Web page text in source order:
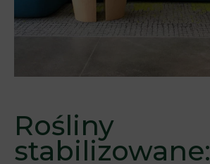
Rośliny
stabilizowane: